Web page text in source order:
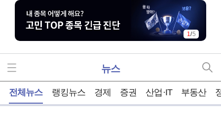
1/5
뉴스
전체뉴스 랭킹뉴스 경제 증권 산업·IT 부동산